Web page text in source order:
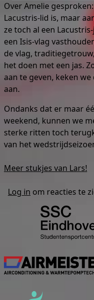
Over Amelie
Lacustris-lid is, maar
ze toch al een
een Isis-vlag
de vlag,
het doen met een jas.
aan te geven, keken
aan.
Ondanks dat er maar
weekend, kunnen we
sterke ritten toch
van het
Meer stukjes van Lars!
Log in om reacties te